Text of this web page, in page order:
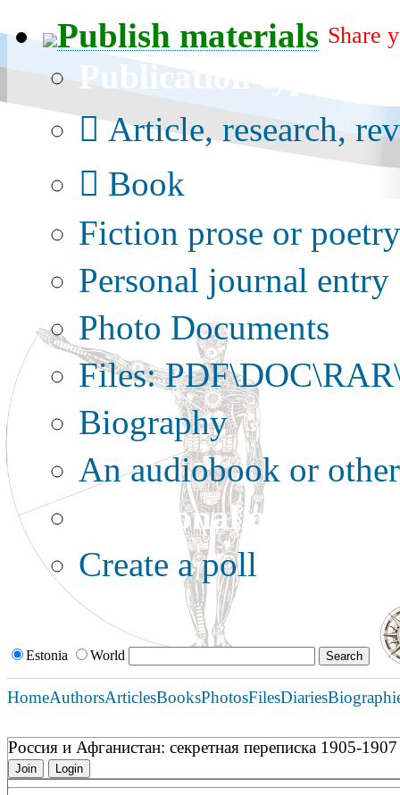
Publish materials Share
Publication type?
Article, research,
Book
Fiction prose or poetry
Personal journal entry
Photo Documents
Files:
Biography
An audiobook or
Additional options:
Create a poll
Estonia World
HomeAuthorsArticlesBooksPhotosFilesDiaries
Россия и Афганистан: секретная переписка 1905-1907
Join Login